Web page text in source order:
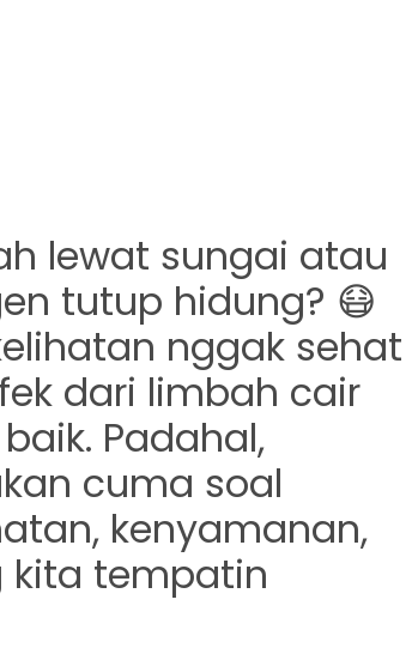
lewat sungai atau
tutup hidung? 😷
nggak sehat
dari limbah cair
Padahal,
cuma soal
kenyamanan,
kita tempatin